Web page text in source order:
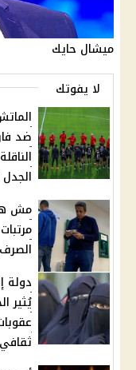
ميشال حايك
لا يفوتك
ضد
مش
دولة
يُثير